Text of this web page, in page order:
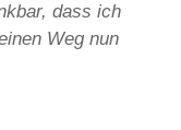
dass ich
Weg nun